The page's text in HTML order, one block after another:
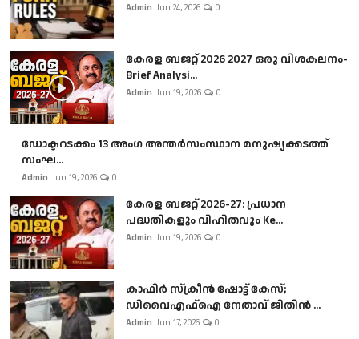
Admin Jun 24, 2026 0
കേരള ബജറ്റ് 2026 2027 ഒരു വിശകലനം-
Brief Analysi...
Admin Jun 19, 2026 0
ഡോക്ടറടക്കം 13 അംഗ അന്തർസംസ്ഥാന മനുഷ്യക്കടത്ത്
സംഘ...
Admin Jun 19, 2026 0
കേരള ബജറ്റ് 2026-27: പ്രധാന
പദ്ധതികളും വിഹിതവും Ke...
Admin Jun 19, 2026 0
കാഫിർ സ്‌ക്രീൻ ഷോട്ട് കേസ്;
ഡിവൈഎഫ്ഐ നേതാവ് ജിതിൻ ...
Admin Jun 17, 2026 0